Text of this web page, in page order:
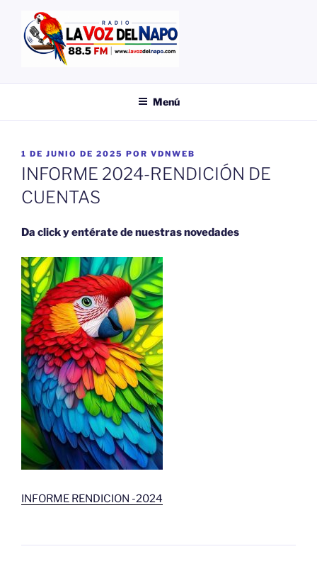
contenido
EMISORA
Menú
PUBLICADO
EL
1 DE JUNIO DE 2025 POR VDNWEB
INFORME 2024-RENDICIÓN DE
CUENTAS
Da click y entérate de nuestras novedades
INFORME RENDICION -2024